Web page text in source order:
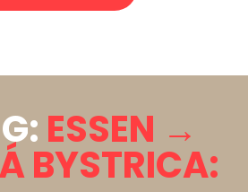
ESSEN →
BYSTRICA: